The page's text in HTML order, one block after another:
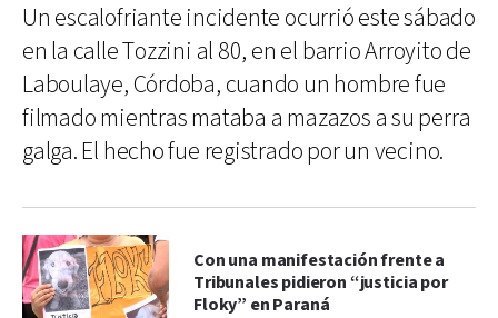
Un escalofriante incidente ocurrió este sábado
en la calle Tozzini al 80, en el barrio Arroyito de
Laboulaye, Córdoba, cuando un hombre fue
filmado mientras mataba a mazazos a su perra
galga. El hecho fue registrado por un vecino.
Con una manifestación frente a
Tribunales pidieron “justicia por
Floky” en Paraná